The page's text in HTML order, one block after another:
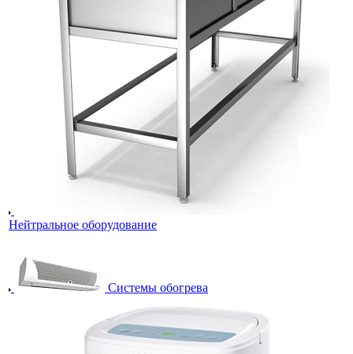
Нейтральное оборудование
Системы обогрева